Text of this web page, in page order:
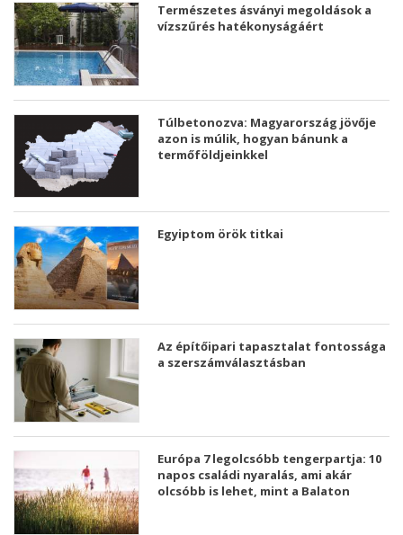
Természetes ásványi megoldások a
vízszűrés hatékonyságáért
Túlbetonozva: Magyarország jövője
azon is múlik, hogyan bánunk a
termőföldjeinkkel
Egyiptom örök titkai
Az építőipari tapasztalat fontossága
a szerszámválasztásban
Európa 7 legolcsóbb tengerpartja: 10
napos családi nyaralás, ami akár
olcsóbb is lehet, mint a Balaton